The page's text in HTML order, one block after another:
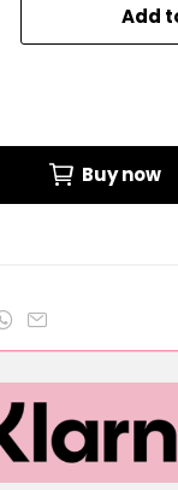
Add
Buy now